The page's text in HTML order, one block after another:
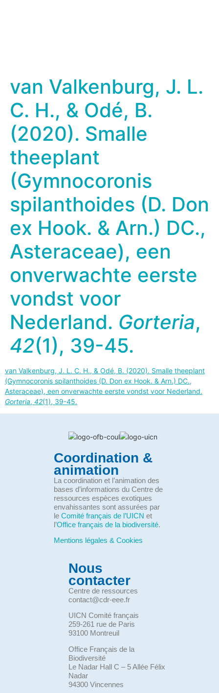
van Valkenburg, J. L.
C. H., & Odé, B.
(2020). Smalle
theeplant
(Gymnocoronis
spilanthoides (D. Don
ex Hook. & Arn.) DC.,
Asteraceae), een
onverwachte eerste
vondst voor
Nederland. Gorteria,
42(1), 39-45.
van Valkenburg, J. L. C. H., & Odé, B. (2020). Smalle theeplant
(Gymnocoronis spilanthoides (D. Don ex Hook. & Arn.) DC.,
Asteraceae), een onverwachte eerste vondst voor Nederland.
Gorteria, 42(1), 39-45.
Coordination &
animation
La coordination et l’animation des
bases d’informations du Centre de
ressources espèces exotiques
envahissantes sont assurées par
le Comité français de l’UICN et
l’Office français de la biodiversité.
Mentions légales & Cookies
Nous
contacter
Centre de ressources
contact@cdr-eee.fr
UICN Comité français
259-261 rue de Paris
93100 Montreuil
Office Français de la
Biodiversité
Le Nadar Hall C – 5 Allée Félix
Nadar
94300 Vincennes